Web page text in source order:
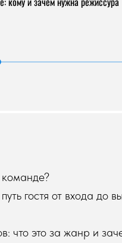
гостя от входа до
что это за жанр и